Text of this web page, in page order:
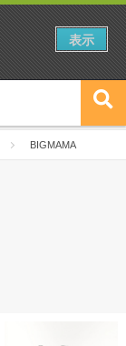
BIGMAMA
表示